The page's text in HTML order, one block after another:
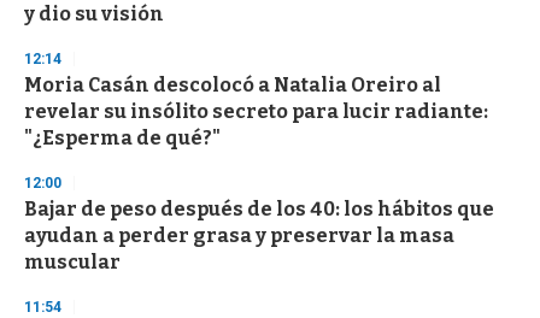
y dio su visión
12:14
Moria Casán descolocó a Natalia Oreiro al
revelar su insólito secreto para lucir radiante:
"¿Esperma de qué?"
12:00
Bajar de peso después de los 40: los hábitos que
ayudan a perder grasa y preservar la masa
muscular
11:54